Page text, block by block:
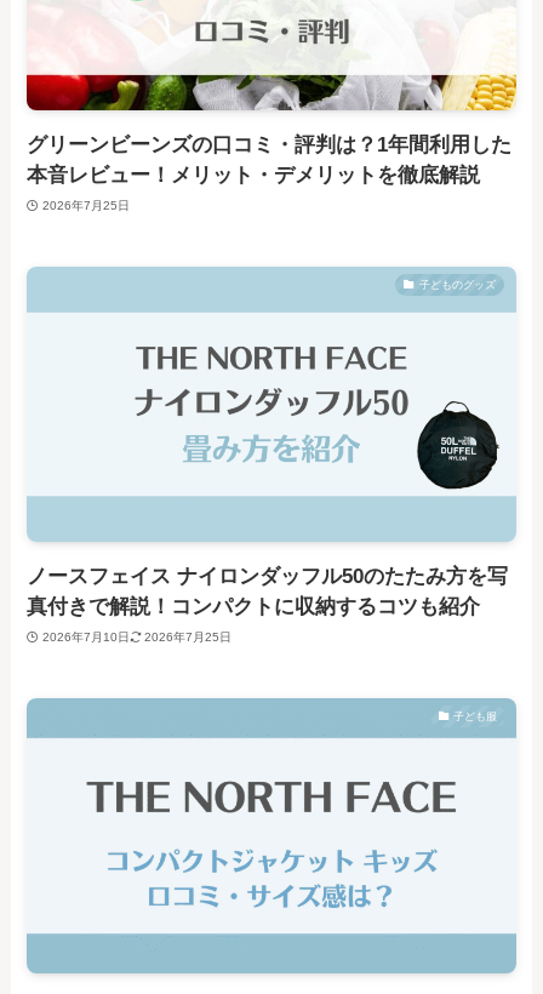
グリーンビーンズの口コミ・評判は？1年間利用した
本音レビュー！メリット・デメリットを徹底解説
2026年7月25日
子どものグッズ
ノースフェイス ナイロンダッフル50のたたみ方を写
真付きで解説！コンパクトに収納するコツも紹介
2026年7月10日 2026年7月25日
子ども服